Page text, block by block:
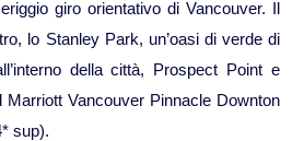
giro orientativo di Vancouver. Il
lo Stanley Park, un’oasi di verde di
della città, Prospect Point e
Marriott Vancouver Pinnacle Downton
sup).